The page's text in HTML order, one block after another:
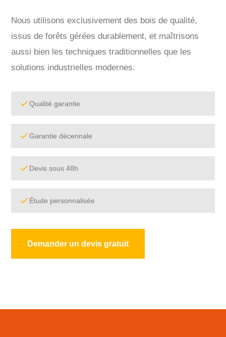
Nous utilisons exclusivement des bois de qualité,
issus de forêts gérées durablement, et maîtrisons
aussi bien les techniques traditionnelles que les
solutions industrielles modernes.
Qualité garantie
Garantie décennale
Devis sous 48h
Étude personnalisée
Demander un devis gratuit